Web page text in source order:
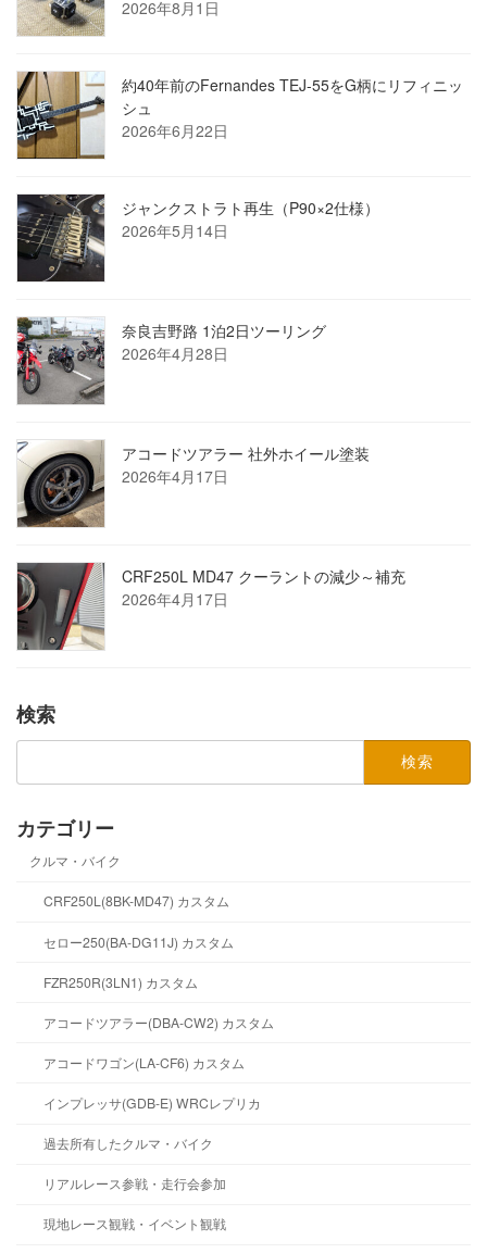
2026年8月1日
約40年前のFernandes TEJ-55をG柄にリフィニッ
シュ
2026年6月22日
ジャンクストラト再生（P90×2仕様）
2026年5月14日
奈良吉野路 1泊2日ツーリング
2026年4月28日
アコードツアラー 社外ホイール塗装
2026年4月17日
CRF250L MD47 クーラントの減少～補充
2026年4月17日
検索
カテゴリー
クルマ・バイク
CRF250L(8BK-MD47) カスタム
セロー250(BA-DG11J) カスタム
FZR250R(3LN1) カスタム
アコードツアラー(DBA-CW2) カスタム
アコードワゴン(LA-CF6) カスタム
インプレッサ(GDB-E) WRCレプリカ
過去所有したクルマ・バイク
リアルレース参戦・走行会参加
現地レース観戦・イベント観戦